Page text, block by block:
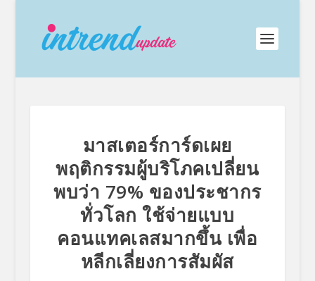
มาสเตอร์การ์ดเผย
พฤติกรรมผู้บริโภคเปลี่ยน
พบว่า 79% ของประชากร
ทั่วโลก ใช้จ่ายแบบ
คอนแทคเลสมากขึ้น เพื่อ
หลีกเลี่ยงการสัมผัส